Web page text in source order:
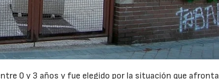
0 y 3 años y fue elegido por la situación que afronta